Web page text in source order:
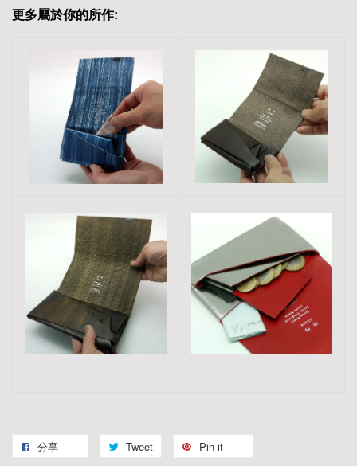
更多屬於你的所作:
分享 Tweet Pin it